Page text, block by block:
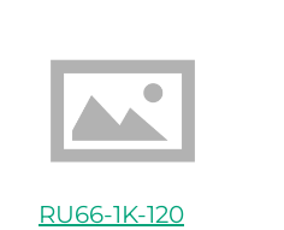
RU66-1K-120